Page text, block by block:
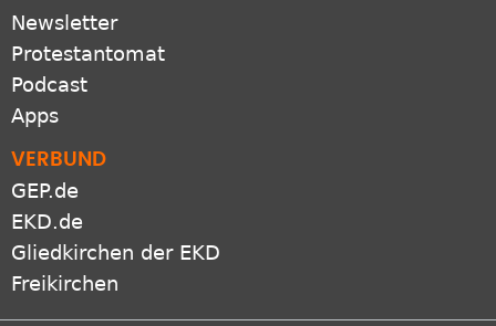
RSS-feeds
Newsletter
Protestantomat
Podcast
VERBUND
GEP.de
EKD.de
Gliedkirchen der EKD